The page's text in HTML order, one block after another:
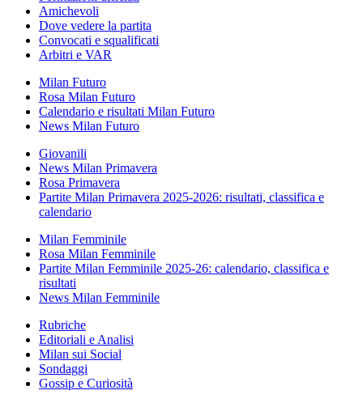
Amichevoli
Dove vedere la partita
Convocati e squalificati
Arbitri e VAR
Milan Futuro
Rosa Milan Futuro
Calendario e risultati Milan Futuro
News Milan Futuro
Giovanili
News Milan Primavera
Rosa Primavera
Partite Milan Primavera 2025-2026: risultati, classifica e
calendario
Milan Femminile
Rosa Milan Femminile
Partite Milan Femminile 2025-26: calendario, classifica e
risultati
News Milan Femminile
Rubriche
Editoriali e Analisi
Milan sui Social
Sondaggi
Gossip e Curiosità